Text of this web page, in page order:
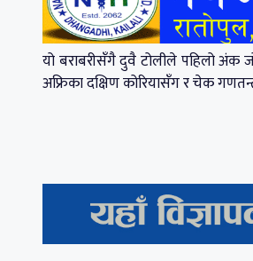
यो बराबरीसँगै दुवै टोलीले पहिलो अंक
अफ्रिका दक्षिण कोरियासँग र चेक